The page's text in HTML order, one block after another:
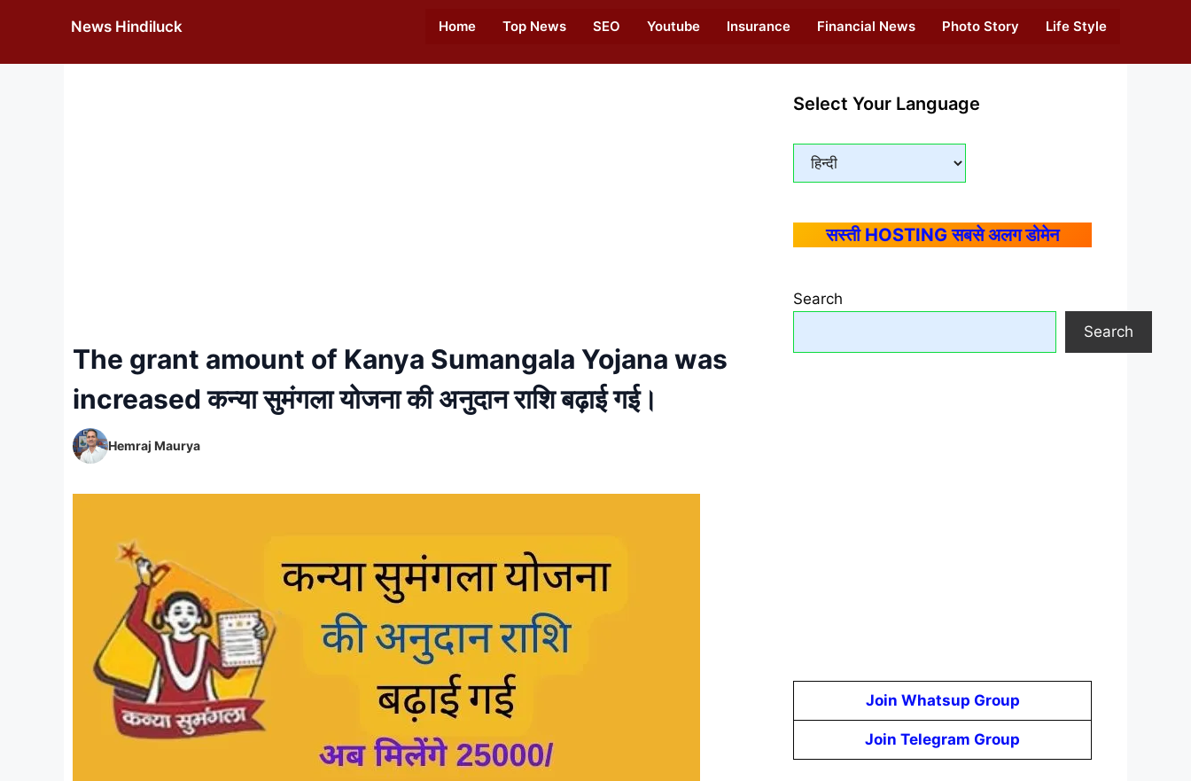
News Hindiluck Home Top News SEO Youtube Insurance Financial News Photo Story Life Style
The grant amount of Kanya Sumangala Yojana was
increased कन्या सुमंगला योजना की अनुदान राशि बढ़ाई गई।
Hemraj Maurya
Select Your Language
सस्ती HOSTING सबसे अलग डोमेन
Search
Search
Join Whatsup Group
Join Telegram Group